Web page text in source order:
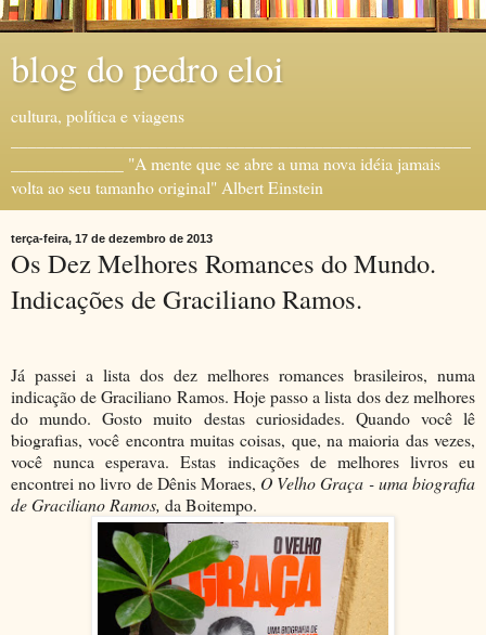
blog do pedro eloi
cultura, política e viagens
_____________ "A mente que se abre a uma nova idéia jamais
volta ao seu tamanho original" Albert Einstein
terça-feira, 17 de dezembro de 2013
Os Dez Melhores Romances do Mundo.
Indicações de Graciliano Ramos.
Já passei a lista dos dez melhores romances brasileiros, numa
indicação de Graciliano Ramos. Hoje passo a lista dos dez melhores
do mundo. Gosto muito destas curiosidades. Quando você lê
biografias, você encontra muitas coisas, que, na maioria das vezes,
você nunca esperava. Estas indicações de melhores livros eu
encontrei no livro de Dênis Moraes, O Velho Graça - uma biografia
de Graciliano Ramos, da Boitempo.